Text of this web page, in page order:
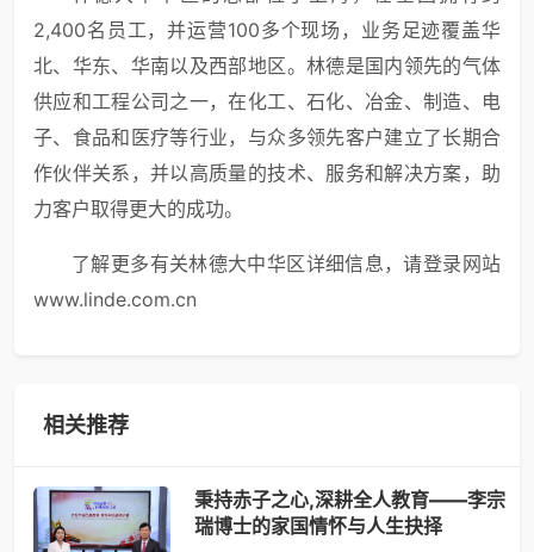
2,400名员工，并运营100多个现场，业务足迹覆盖华
北、华东、华南以及西部地区。林德是国内领先的气体
供应和工程公司之一，在化工、石化、冶金、制造、电
子、食品和医疗等行业，与众多领先客户建立了长期合
作伙伴关系，并以高质量的技术、服务和解决方案，助
力客户取得更大的成功。
了解更多有关林德大中华区详细信息，请登录网站
www.linde.com.cn
相关推荐
秉持赤子之心,深耕全人教育——李宗
瑞博士的家国情怀与人生抉择